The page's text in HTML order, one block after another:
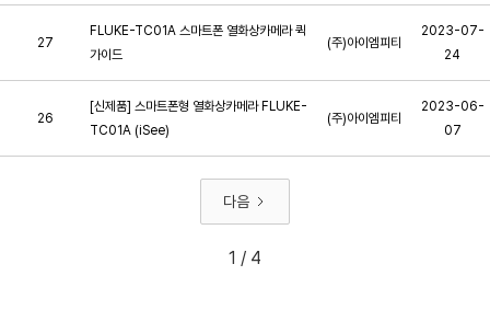
27
FLUKE-TC01A 스마트폰 열화상카메라 퀵
가이드
(주)아이엠피티
2023-07-
24
26
[신제품] 스마트폰형 열화상카메라 FLUKE-
TC01A (iSee)
(주)아이엠피티
2023-06-
07
다음
1 / 4